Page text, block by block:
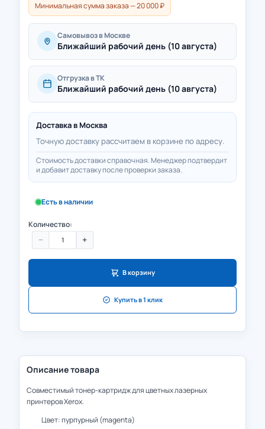
Минимальная сумма заказа — 20 000 ₽
Самовывоз в Москве
Ближайший рабочий день (10 августа)
Отгрузка в ТК
Ближайший рабочий день (10 августа)
Доставка в Москва
Точную доставку рассчитаем в корзине по адресу.
Стоимость доставки справочная. Менеджер подтвердит
и добавит доставку после проверки заказа.
Есть в наличии
Количество:
− +
В корзину
Купить в 1 клик
Описание товара
Совместимый тонер-картридж для цветных лазерных
принтеров Xerox.
Цвет: пурпурный (magenta)